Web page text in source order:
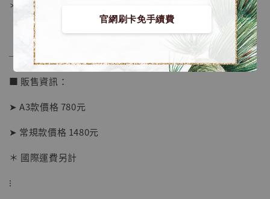
官網刷卡免手續費
【店內現貨】海賊王 系列蒐藏雕像 布魯克達
＊背面爲黑色防潮背板
──────────────
■ 販售資訊：
➤ A3款價格 780元
➤ 常規款價格 1480元
＊ 國際運費另計
⁝